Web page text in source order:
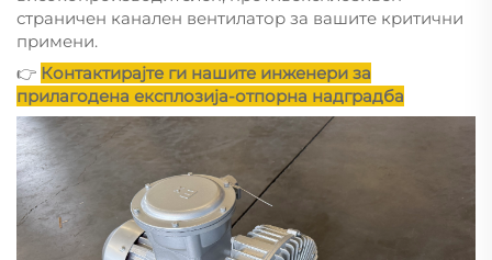
страничен канален вентилатор за вашите критични
примени.
👉 Контактирајте ги нашите инженери за
прилагодена експлозија-отпорна надградба